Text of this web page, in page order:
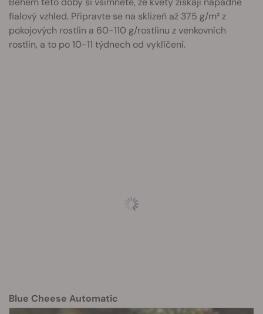
fialový vzhled. Připravte se na sklizeň až 375 g/m² z
pokojových rostlin a 60-110 g/rostlinu z venkovních
rostlin, a to po 10-11 týdnech od vyklíčení.
Blue Cheese Automatic